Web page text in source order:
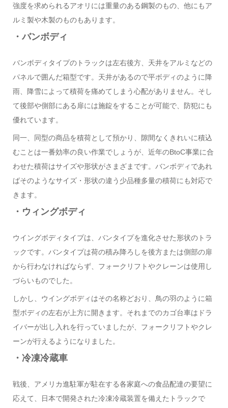
強度を求められるアオリには重量のある鋼製のもの、他にもア
ルミ製や木製のものもあります。
・バンボディ
バンボディタイプのトラックは左右後方、天井をアルミなどの
パネルで囲んだ箱型です。天井があるので平ボディのように降
雨、降雪によって積荷を痛めてしまう心配がありません。そし
て後部や側部にある扉には施錠をすることが可能で、防犯にも
優れています。
同一、同型の商品を積荷として預かり、隙間なくきれいに積込
むことは一番効率の良い作業でしょうが、近年のBtoC事業に合
わせた積荷はサイズや形状がさまざまです。バンボディであれ
ばそのようなサイズ・形状の違う少品種多量の積荷にも対応で
きます。
・ウィングボディ
ウイングボディタイプは、バンタイプを進化させた形状のトラ
ックです。バンタイプは荷の積み降ろしを後方または側部の扉
から行わなければならず、フォークリフトやクレーンは使用し
づらいものでした。
しかし、ウイングボディはその名称どおり、鳥の羽のように箱
型ボディの左右が上方に開きます。それまでのカゴ台車はドラ
イバーが出し入れを行っていましたが、フォークリフトやクレ
ーンが行えるようになりました。
・冷凍冷蔵車
戦後、アメリカ進駐軍が駐在する各家庭への食品配達の要望に
応えて、日本で開発された冷凍冷蔵装置を備えたトラックで